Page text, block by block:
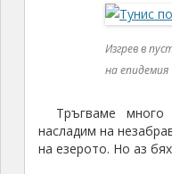
Изгрев в
на епидемия
Тръгваме
насладим на
на езерото. Но аз